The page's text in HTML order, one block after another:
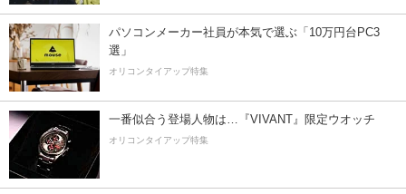
パソコンメーカー社員が本気で選ぶ「10万円台PC3
選」
オリコンタイアップ特集
一番似合う登場人物は…『VIVANT』限定ウオッチ
オリコンタイアップ特集